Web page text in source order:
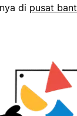
di pusat